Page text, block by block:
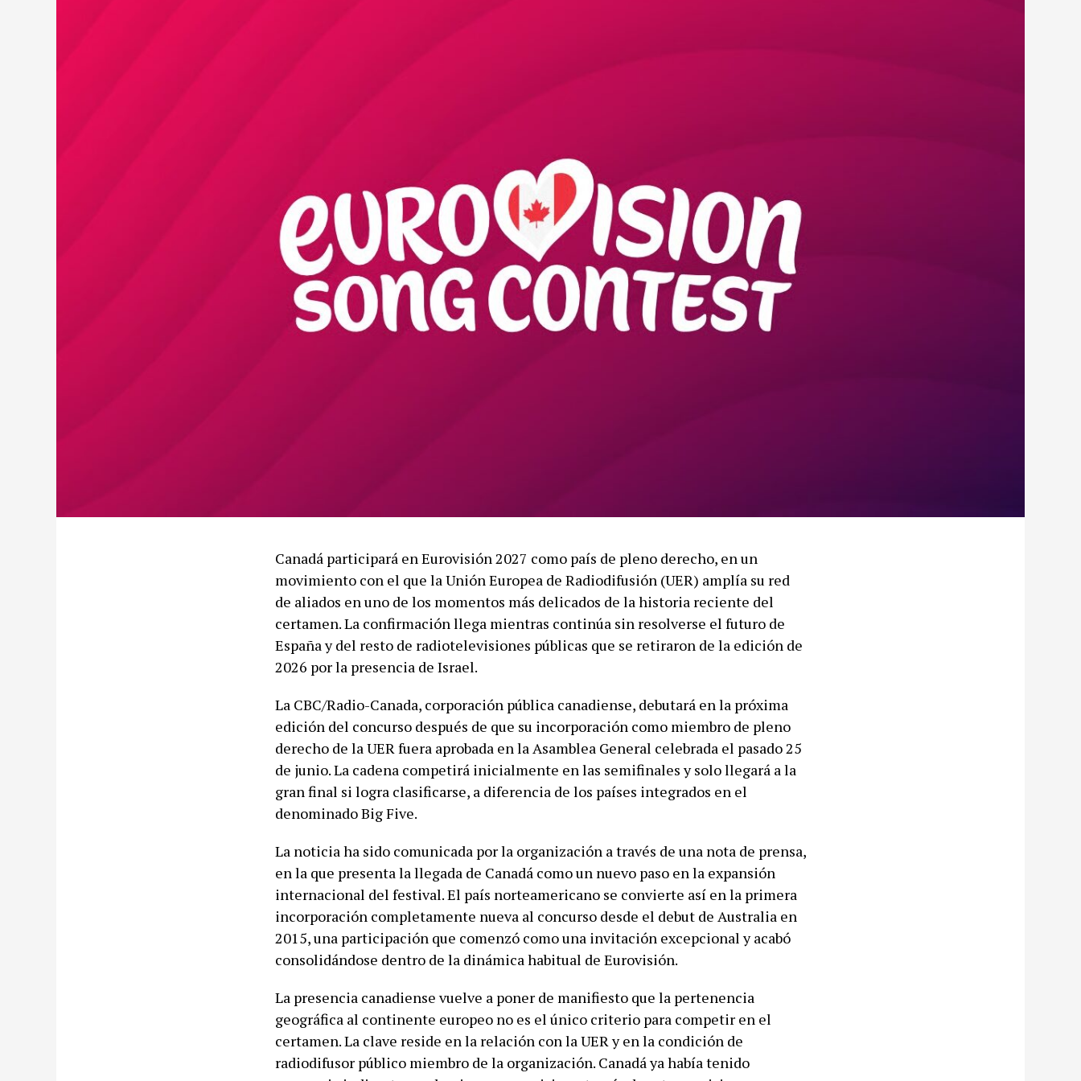
Canadá participará en Eurovisión 2027 como país de pleno derecho, en un
movimiento con el que la Unión Europea de Radiodifusión (UER) amplía su red
de aliados en uno de los momentos más delicados de la historia reciente del
certamen. La confirmación llega mientras continúa sin resolverse el futuro de
España y del resto de radiotelevisiones públicas que se retiraron de la edición de
2026 por la presencia de Israel.
La CBC/Radio-Canada, corporación pública canadiense, debutará en la próxima
edición del concurso después de que su incorporación como miembro de pleno
derecho de la UER fuera aprobada en la Asamblea General celebrada el pasado 25
de junio. La cadena competirá inicialmente en las semifinales y solo llegará a la
gran final si logra clasificarse, a diferencia de los países integrados en el
denominado Big Five.
La noticia ha sido comunicada por la organización a través de una nota de prensa,
en la que presenta la llegada de Canadá como un nuevo paso en la expansión
internacional del festival. El país norteamericano se convierte así en la primera
incorporación completamente nueva al concurso desde el debut de Australia en
2015, una participación que comenzó como una invitación excepcional y acabó
consolidándose dentro de la dinámica habitual de Eurovisión.
La presencia canadiense vuelve a poner de manifiesto que la pertenencia
geográfica al continente europeo no es el único criterio para competir en el
certamen. La clave reside en la relación con la UER y en la condición de
radiodifusor público miembro de la organización. Canadá ya había tenido